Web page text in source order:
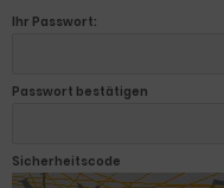
Ihr Passwort:
Passwort bestätigen
Sicherheitscode